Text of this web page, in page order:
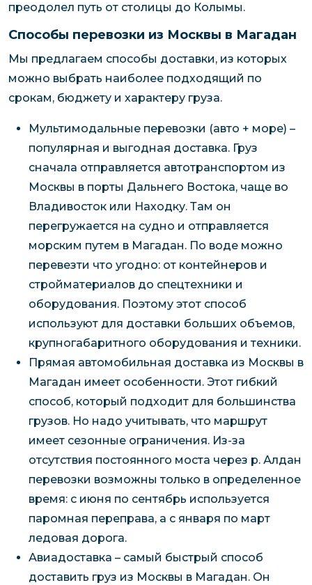
преодолел путь от столицы до Колымы.
Способы перевозки из Москвы в Магадан
Мы предлагаем способы доставки, из которых
можно выбрать наиболее подходящий по
срокам, бюджету и характеру груза.
Мультимодальные перевозки (авто + море) –
популярная и выгодная доставка. Груз
сначала отправляется автотранспортом из
Москвы в порты Дальнего Востока, чаще во
Владивосток или Находку. Там он
перегружается на судно и отправляется
морским путем в Магадан. По воде можно
перевезти что угодно: от контейнеров и
стройматериалов до спецтехники и
оборудования. Поэтому этот способ
используют для доставки больших объемов,
крупногабаритного оборудования и техники.
Прямая автомобильная доставка из Москвы в
Магадан имеет особенности. Этот гибкий
способ, который подходит для большинства
грузов. Но надо учитывать, что маршрут
имеет сезонные ограничения. Из-за
отсутствия постоянного моста через р. Алдан
перевозки возможны только в определенное
время: с июня по сентябрь используется
паромная переправа, а с января по март
ледовая дорога.
Авиадоставка – самый быстрый способ
доставить груз из Москвы в Магадан. Он